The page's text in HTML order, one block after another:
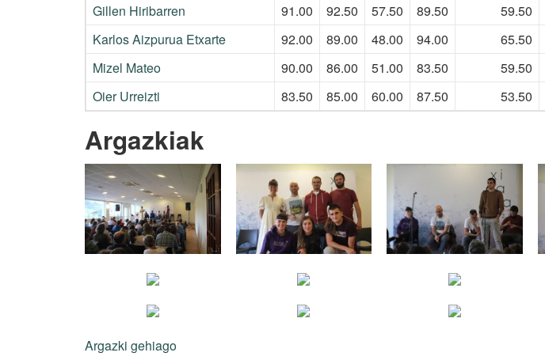
Gillen Hiribarren
91.00 92.50 57.50 89.50 59.50
Karlos Aizpurua Etxarte
92.00 89.00 48.00 94.00 65.50
Mizel Mateo
90.00 86.00 51.00 83.50 59.50
Oier Urreizti
83.50 85.00 60.00 87.50 53.50
Argazkiak
Argazki gehiago